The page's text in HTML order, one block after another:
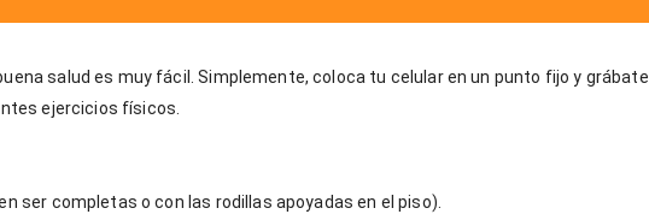
salud es muy fácil. Simplemente, coloca tu celular en un punto fijo y grábate
ejercicios físicos.
ser completas o con las rodillas apoyadas en el piso).